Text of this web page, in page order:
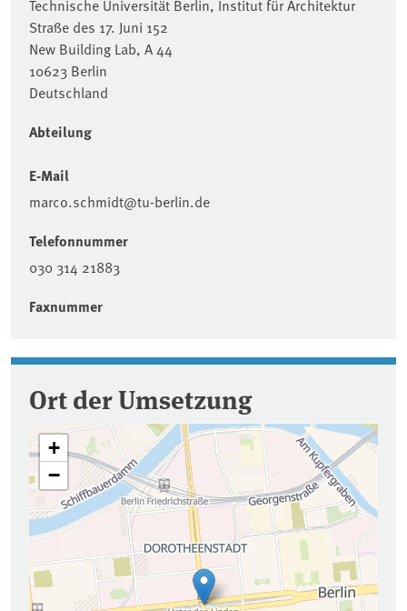
Technische Universität Berlin, Institut für Architektur
Straße des 17. Juni 152
New Building Lab, A 44
10623 Berlin
Deutschland
Abteilung
E-Mail
marco.schmidt@tu-berlin.de
Telefonnummer
030 314 21883
Faxnummer
Ort der Umsetzung
+
−